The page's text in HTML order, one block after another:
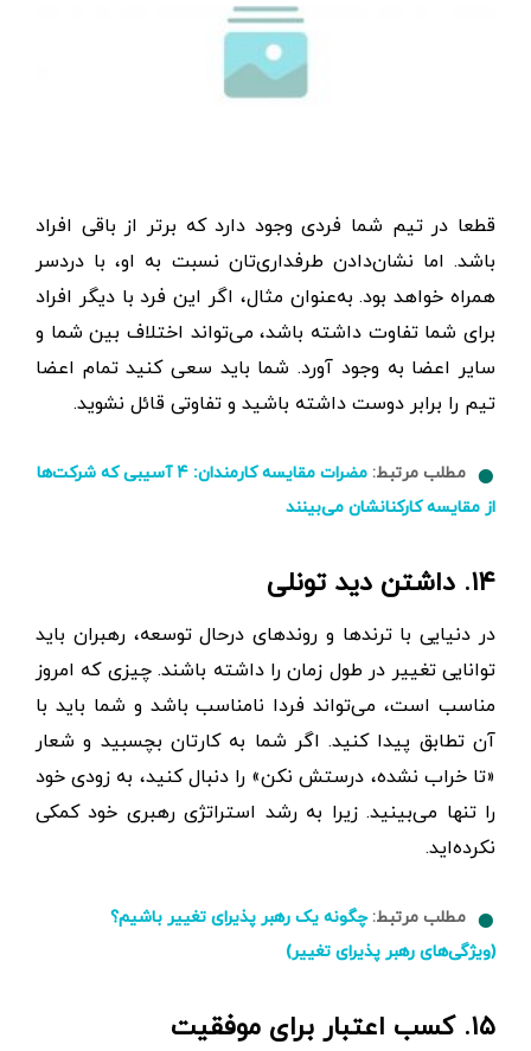
قطعا در تیم شما فردی وجود دارد که برتر از باقی افراد
باشد. اما نشان‌دادن طرفداری‌تان نسبت به او، با دردسر
همراه خواهد بود. به‌عنوان مثال، اگر این فرد با دیگر افراد
برای شما تفاوت داشته باشد، می‌تواند اختلاف بین شما و
سایر اعضا به وجود آورد. شما باید سعی کنید تمام اعضا
تیم را برابر دوست داشته باشید و تفاوتی قائل نشوید.
مطلب مرتبط:
مضرات مقایسه کارمندان: ۴ آسیبی که شرکت‌ها
از مقایسه کارکنانشان می‌بینند
۱۴. داشتن دید تونلی
در دنیایی با ترندها و روندهای درحال توسعه، رهبران باید
توانایی تغییر در طول زمان را داشته باشند. چیزی که امروز
مناسب است، می‌تواند فردا نامناسب باشد و شما باید با
آن تطابق پیدا کنید. اگر شما به کارتان بچسبید و شعار
«تا خراب نشده، درستش نکن» را دنبال کنید، به زودی خود
را تنها می‌بینید. زیرا به رشد استراتژی رهبری خود کمکی
نکرده‌اید.
مطلب مرتبط:چگونه یک رهبر پذیرای تغییر باشیم؟
(ویژگی‌های رهبر پذیرای تغییر)
۱۵. کسب اعتبار برای موفقیت